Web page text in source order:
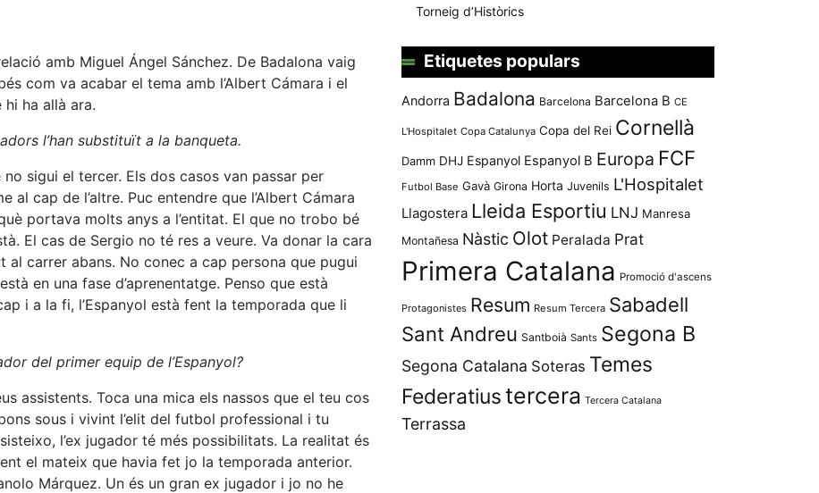
amb Miguel Ángel Sánchez. De Badalona vaig
com va acabar el tema amb l’Albert Cámara i el
ha allà ara.
l’han substituït a la banqueta.
sigui el tercer. Els dos casos van passar per
cap de l’altre. Puc entendre que l’Albert Cámara
portava molts anys a l’entitat. El que no trobo bé
El cas de Sergio no té res a veure. Va donar la cara
al carrer abans. No conec a cap persona que pugui
en una fase d’aprenentatge. Penso que està
i a la fi, l’Espanyol està fent la temporada que li
del primer equip de l’Espanyol?
assistents. Toca una mica els nassos que el teu cos
sous i vivint l’elit del futbol professional i tu
l’ex jugador té més possibilitats. La realitat és
el mateix que havia fet jo la temporada anterior.
Márquez. Un és un gran ex jugador i jo no he
Torneig d’Històrics
Etiquetes populars
Andorra Badalona Barcelona Barcelona B CE
L'Hospitalet Copa Catalunya Copa del Rei Cornellà
Damm DHJ Espanyol Espanyol B Europa FCF
Futbol Base Gavà Girona Horta Juvenils L'Hospitalet
Llagostera Lleida Esportiu LNJ Manresa
Montañesa Nàstic Olot Peralada Prat
Primera Catalana Promoció d'ascens
Protagonistes Resum Resum Tercera Sabadell
Sant Andreu Santboià Sants Segona B
Segona Catalana Soteras Temes
Federatiustercera Tercera Catalana
Terrassa
ofertes i
contingut
personalitzat.